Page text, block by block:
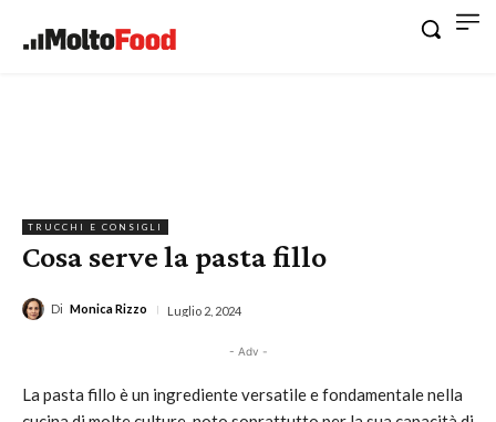
TRUCCHI E CONSIGLI
Cosa serve la pasta fillo
Di Monica Rizzo Luglio 2, 2024
- Adv -
La pasta fillo è un ingrediente versatile e fondamentale nella